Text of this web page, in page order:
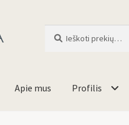
Apie mus Profilis